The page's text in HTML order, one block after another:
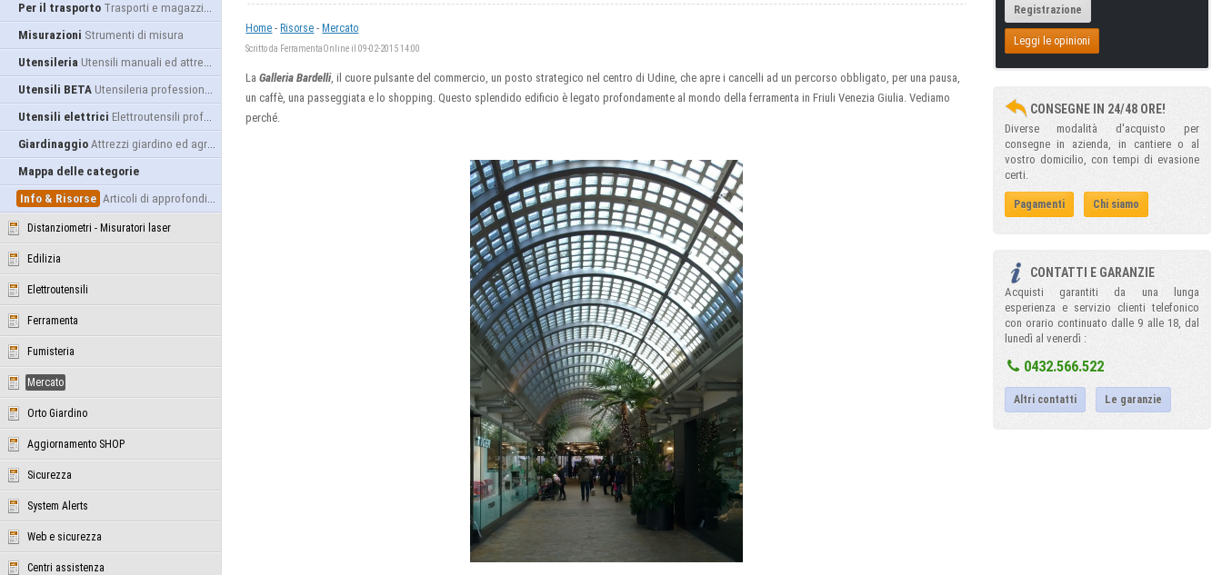
Per il trasporto Trasporti e magazzino
Misurazioni Strumenti di misura
Utensileria Utensili manuali ed attrezzature
Utensili BETA Utensileria professionale
Utensili elettrici Elettroutensili professionali
Giardinaggio Attrezzi giardino ed agricoltura
Mappa delle categorie
Info & Risorse Articoli di approfondimento
Distanziometri - Misuratori laser
Edilizia
Elettroutensili
Ferramenta
Fumisteria
Mercato
Orto Giardino
Aggiornamento SHOP
Sicurezza
System Alerts
Web e sicurezza
Centri assistenza
Home -Risorse -Mercato
Scritto da FerramentaOnline il 09-02-2015 14:00
LaGalleria Bardelli, il cuore pulsante del commercio, un posto strategico nel centro di Udine, che apre i cancelli ad un percorso obbligato, per una pausa,
un caffè, una passeggiata e lo shopping. Questo splendido edificio è legato profondamente al mondo della ferramenta in Friuli Venezia Giulia. Vediamo
perché.
Registrazione
Leggi le opinioni
CONSEGNE IN 24/48 ORE!
Diverse modalità d'acquisto per
consegne in azienda, in cantiere o al
vostro domicilio, con tempi di evasione
certi.
Pagamenti Chi siamo
CONTATTI E GARANZIE
Acquisti garantiti da una lunga
esperienza e servizio clienti telefonico
con orario continuato dalle 9 alle 18, dal
lunedì al venerdì :
0432.566.522
Altri contatti Le garanzie